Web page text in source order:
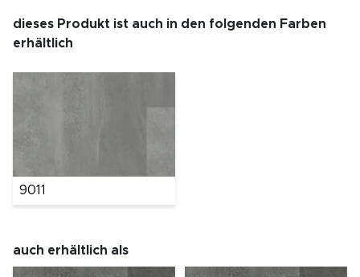
dieses Produkt ist auch in den folgenden Farben
erhältlich
9011
auch erhältlich als